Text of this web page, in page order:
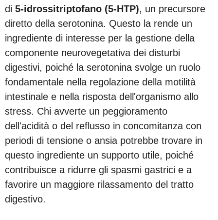
di 5-idrossitriptofano (5-HTP), un precursore
diretto della serotonina. Questo la rende un
ingrediente di interesse per la gestione della
componente neurovegetativa dei disturbi
digestivi, poiché la serotonina svolge un ruolo
fondamentale nella regolazione della motilità
intestinale e nella risposta dell'organismo allo
stress. Chi avverte un peggioramento
dell'acidità o del reflusso in concomitanza con
periodi di tensione o ansia potrebbe trovare in
questo ingrediente un supporto utile, poiché
contribuisce a ridurre gli spasmi gastrici e a
favorire un maggiore rilassamento del tratto
digestivo.